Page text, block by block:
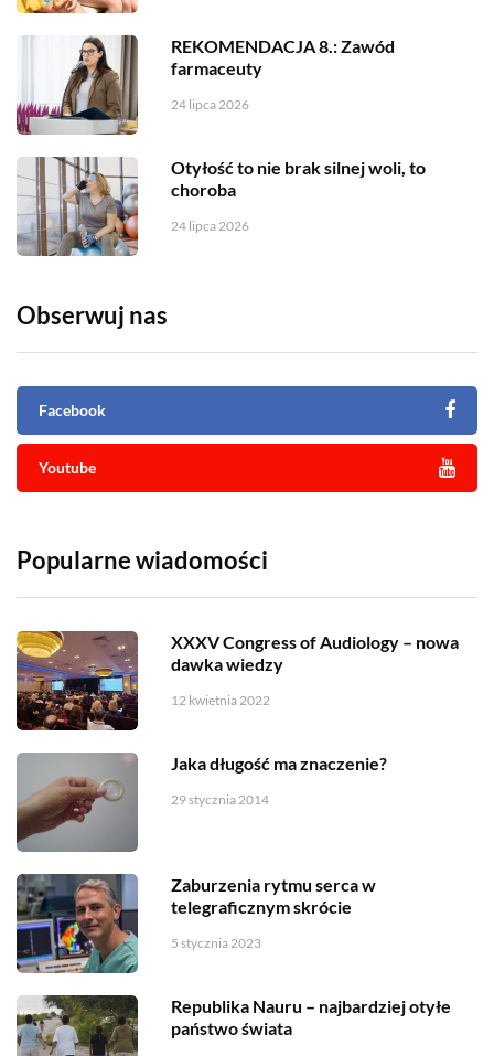
REKOMENDACJA 8.: Zawód
farmaceuty
24 lipca 2026
Otyłość to nie brak silnej woli, to
choroba
24 lipca 2026
Obserwuj nas
Facebook
Youtube
Popularne wiadomości
XXXV Congress of Audiology – nowa
dawka wiedzy
12 kwietnia 2022
Jaka długość ma znaczenie?
29 stycznia 2014
Zaburzenia rytmu serca w
telegraficznym skrócie
5 stycznia 2023
Republika Nauru – najbardziej otyłe
państwo świata